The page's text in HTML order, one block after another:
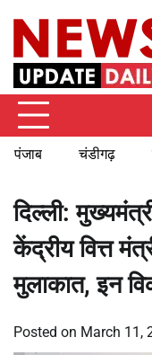
content
पंजाब चंडीगढ़
दिल्ली:
केंद्रीय वित्त
मुलाकात, इन
Posted on March 11,